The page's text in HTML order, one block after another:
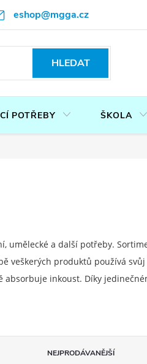
eshop@mgga.cz
OSOBNÍCH ÚDAJŮ
HLEDAT
POTŘEBY ŠKOLA
umělecké a další potřeby.
veškerých produktů používá
inkoust. Díky
NEJPRODÁVANĚJŠÍ